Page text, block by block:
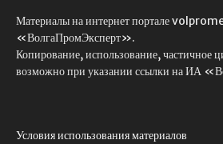
Материалы на интернет портале
«ВолгаПромЭксперт».
Копирование, использование, частичное
возможно при указании ссылки на ИА
Условия использования материалов